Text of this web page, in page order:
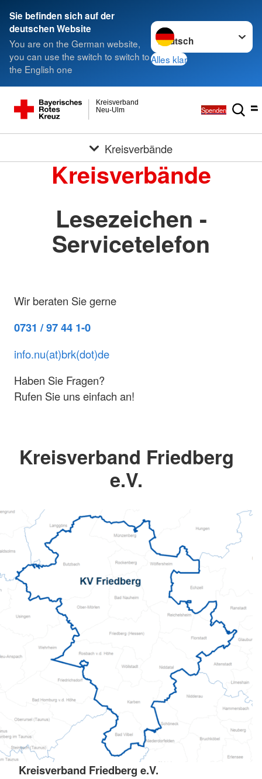
Sie befinden sich auf der
deutschen Website
You are on the German website,
you can use the switch to switch to
the English one
Sprache wechseln zu
Alles klar
Neu-Ulm
Kreisverband
Spenden
Kreisverbände
Kreisverbände
Lesezeichen -
Servicetelefon
Wir beraten Sie gerne
0731 / 97 44 1-0
info.nu(at)brk(dot)de
Haben Sie Fragen?
Rufen Sie uns einfach an!
Kreisverband Friedberg
e.V.
Kreisverband Friedberg e.V.